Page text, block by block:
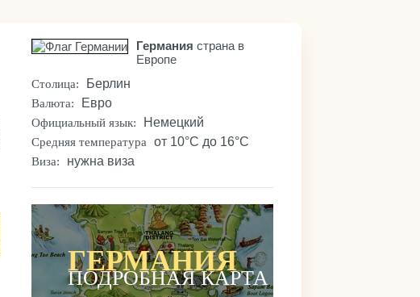
Германия страна в
Европе
Столица: Берлин
Валюта: Евро
Официальный язык: Немецкий
Средняя температура от 10°C до 16°C
Виза: нужна виза
ГЕРМАНИЯ
ПОДРОБНАЯ КАРТА